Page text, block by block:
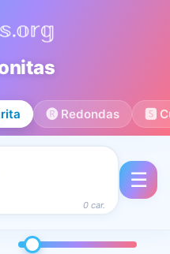
🅡 Redondas 🆂
0 car.
☰